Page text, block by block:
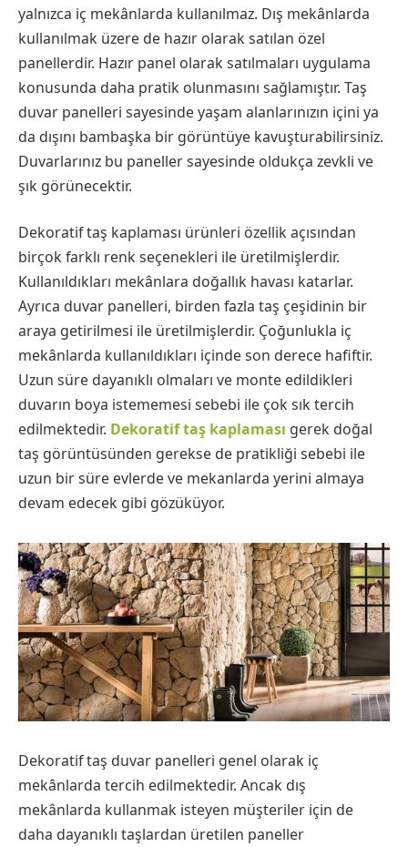
yalnızca iç mekânlarda kullanılmaz. Dış mekânlarda
kullanılmak üzere de hazır olarak satılan özel
panellerdir. Hazır panel olarak satılmaları uygulama
konusunda daha pratik olunmasını sağlamıştır. Taş
duvar panelleri sayesinde yaşam alanlarınızın içini ya
da dışını bambaşka bir görüntüye kavuşturabilirsiniz.
Duvarlarınız bu paneller sayesinde oldukça zevkli ve
şık görünecektir.
Dekoratif taş kaplaması ürünleri özellik açısından
birçok farklı renk seçenekleri ile üretilmişlerdir.
Kullanıldıkları mekânlara doğallık havası katarlar.
Ayrıca duvar panelleri, birden fazla taş çeşidinin bir
araya getirilmesi ile üretilmişlerdir. Çoğunlukla iç
mekânlarda kullanıldıkları içinde son derece hafiftir.
Uzun süre dayanıklı olmaları ve monte edildikleri
duvarın boya istememesi sebebi ile çok sık tercih
edilmektedir. Dekoratif taş kaplaması gerek doğal
taş görüntüsünden gerekse de pratikliği sebebi ile
uzun bir süre evlerde ve mekanlarda yerini almaya
devam edecek gibi gözüküyor.
Dekoratif taş duvar panelleri genel olarak iç
mekânlarda tercih edilmektedir. Ancak dış
mekânlarda kullanmak isteyen müşteriler için de
daha dayanıklı taşlardan üretilen paneller